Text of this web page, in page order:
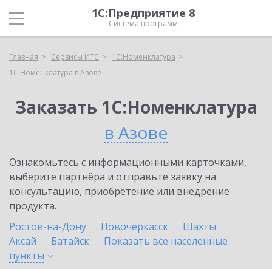
1С:Предприятие 8
Система программ
Главная Сервисы ИТС
1С:Номенклатура
1С:Номенклатура в Азове
Заказать 1С:Номенклатура
в Азове
Ознакомьтесь с информационными карточками,
выберите партнёра и отправьте заявку на
консультацию, приобретение или внедрение
продукта.
Ростов-на-Дону
Новочеркасск
Шахты
Аксай
Батайск
Показать все населенные
пункты